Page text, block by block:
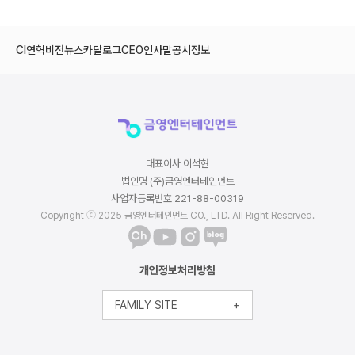
CI 연혁비전뉴스카탈로그CEO인사말공시정보
대표이사 이석현
법인명 (주)금영엔터테인먼트
사업자등록번호 221-88-00319
Copyright ⓒ 2025 금영엔터테인먼트 CO., LTD. All Right Reserved.
개인정보처리방침
FAMILY SITE +